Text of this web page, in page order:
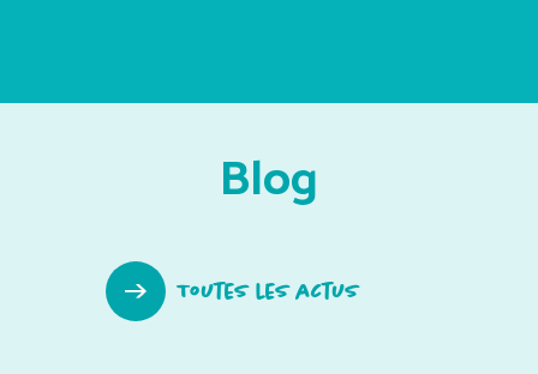
Blog
Toutes les actus